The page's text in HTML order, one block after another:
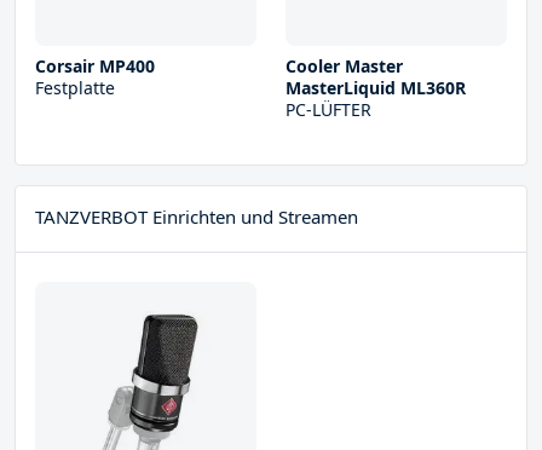
Corsair MP400
Festplatte
Cooler Master
MasterLiquid ML360R
PC-LÜFTER
TANZVERBOT Einrichten und Streamen